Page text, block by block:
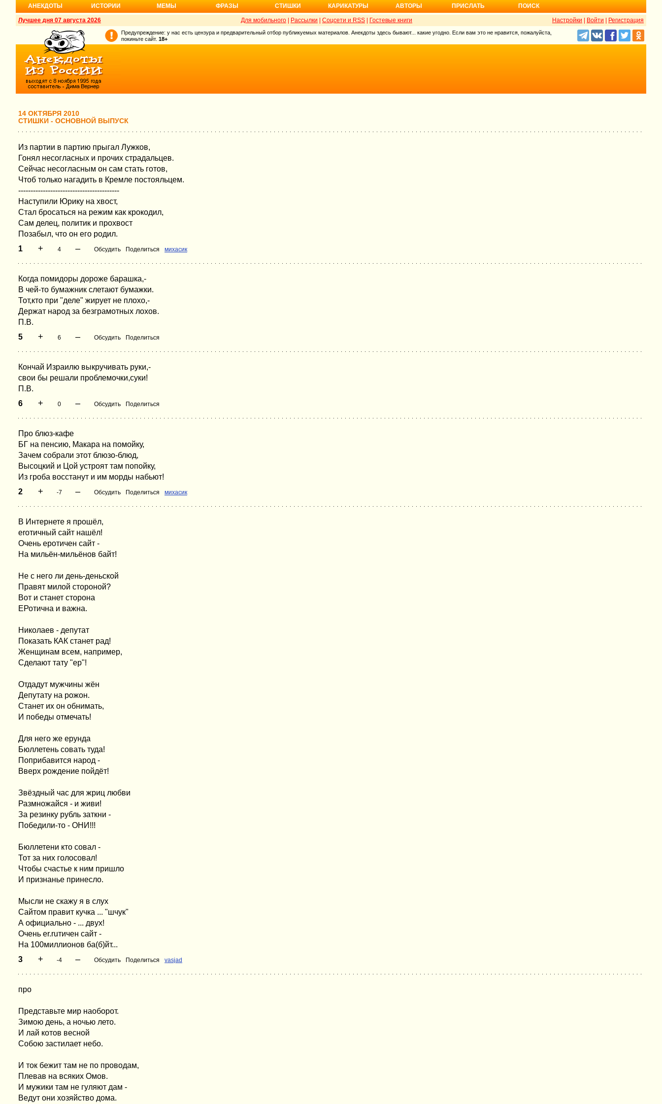
АНЕКДОТЫ ИСТОРИИ МЕМЫ ФРАЗЫ СТИШКИ КАРИКАТУРЫ АВТОРЫ ПРИСЛАТЬ ПОИСК
Лучшее дня 07 августа 2026 Настройки Войти Регистрация
Для мобильного Рассылки Соцсети и RSS Гостевые книги
Предупреждение: у нас есть цензура и предварительный отбор публикуемых материалов. Анекдоты здесь бывают... какие угодно. Если вам это не нравится, пожалуйста,
покиньте сайт. 18+
14 ОКТЯБРЯ 2010
СТИШКИ - ОСНОВНОЙ ВЫПУСК
Из партии в партию прыгал Лужков,
Гонял несогласных и прочих страдальцев.
Сейчас несогласным он сам стать готов,
Чтоб только нагадить в Кремле постояльцем.
-----------------------------------------
Наступили Юрику на хвост,
Стал бросаться на режим как крокодил,
Сам делец, политик и прохвост
Позабыл, что он его родил.
1
+ 4 – Обсудить Поделиться михасик
Когда помидоры дороже барашка,-
В чей-то бумажник слетают бумажки.
Тот,кто при "деле" жирует не плохо,-
Держат народ за безграмотных лохов.
П.В.
5
+ 6 – Обсудить Поделиться
Кончай Израилю выкручивать руки,-
свои бы решали проблемочки,суки!
П.В.
6
+ 0 – Обсудить Поделиться
Про блюз-кафе
БГ на пенсию, Макара на помойку,
Зачем собрали этот блюзо-блюд,
Высоцкий и Цой устроят там попойку,
Из гроба восстанут и им морды набьют!
2
+ -7 – Обсудить Поделиться михасик
В Интернете я прошёл,
erотичный сайт нашёл!
Очень еротичен сайт -
На мильён-мильёнов байт!
Не с него ли день-деньской
Правят милой стороной?
Вот и станет сторона
ЕРотична и важна.
Николаев - депутат
Показать КАК станет рад!
Женщинам всем, например,
Сделают тату "ер"!
Отдадут мужчины жён
Депутату на рожон.
Станет их он обнимать,
И победы отмечать!
Для него же ерунда
Бюллетень совать туда!
Поприбавится народ -
Вверх рождение пойдёт!
Звёздный час для жриц любви
Размножайся - и живи!
За резинку рубль заткни -
Победили-то - ОНИ!!!
Бюллетени кто совал -
Тот за них голосовал!
Чтобы счастье к ним пришло
И признанье принесло.
Мысли не скажу я в слух
Сайтом правит кучка ... "шчук"
А официально - ... двух!
Очень er.ruтичен сайт -
На 100миллионов ба(б)йт...
3
+ -4 – Обсудить Поделиться vasjad
про
Представьте мир наоборот.
Зимою день, а ночью лето.
И лай котов весной
Собою застилает небо.
И ток бежит там не по проводам,
Плевав на всяких Омов.
И мужики там не гуляют дам -
Ведут они хозяйство дома.